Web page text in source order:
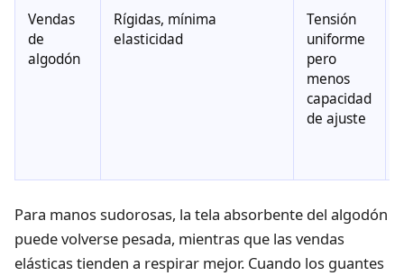
Vendas
de
algodón
Rígidas, mínima
elasticidad
Tensión
uniforme
pero
menos
capacidad
de ajuste
Para manos sudorosas, la tela absorbente del algodón
puede volverse pesada, mientras que las vendas
elásticas tienden a respirar mejor. Cuando los guantes